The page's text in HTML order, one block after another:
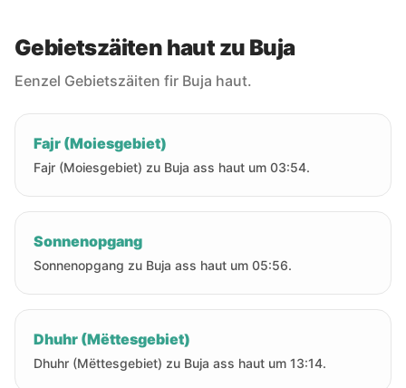
Gebietszäiten haut zu Buja
Eenzel Gebietszäiten fir Buja haut.
Fajr (Moiesgebiet)
Fajr (Moiesgebiet) zu Buja ass haut um 03:54.
Sonnenopgang
Sonnenopgang zu Buja ass haut um 05:56.
Dhuhr (Mëttesgebiet)
Dhuhr (Mëttesgebiet) zu Buja ass haut um 13:14.